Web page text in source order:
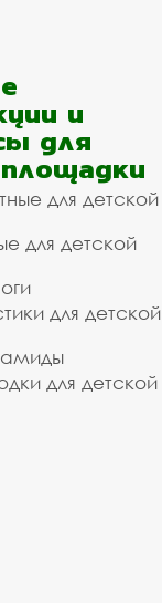
и
для
для детской
для детской
для детской
для детской